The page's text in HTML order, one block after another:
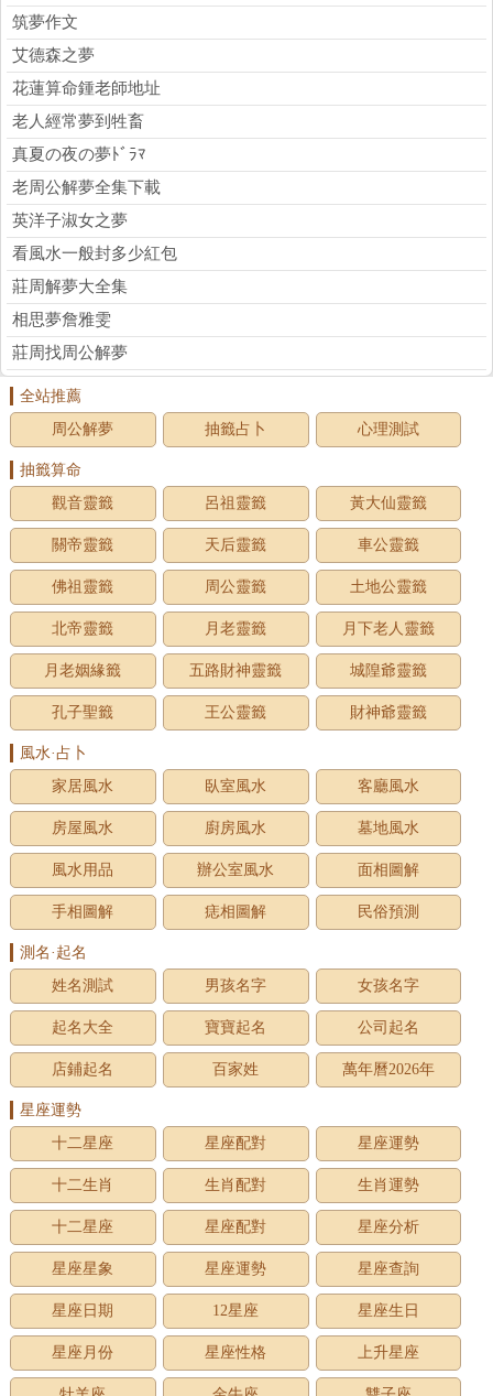
筑夢作文
艾德森之夢
花蓮算命鍾老師地址
老人經常夢到牲畜
真夏の夜の夢ﾄﾞﾗﾏ
老周公解夢全集下載
英洋子淑女之夢
看風水一般封多少紅包
莊周解夢大全集
相思夢詹雅雯
莊周找周公解夢
全站推薦
周公解夢
抽籤占卜 心理測試
抽籤算命
觀音靈籤
呂祖靈籤 黃大仙靈籤
關帝靈籤 天后靈籤 車公靈籤
佛祖靈籤 周公靈籤 土地公靈籤
北帝靈籤 月老靈籤 月下老人靈籤
月老姻緣籤 五路財神靈籤 城隍爺靈籤
孔子聖籤 王公靈籤 財神爺靈籤
風水·占卜
家居風水
臥室風水 客廳風水
房屋風水 廚房風水 墓地風水
風水用品 辦公室風水 面相圖解
手相圖解 痣相圖解 民俗預測
測名·起名
姓名測試
男孩名字 女孩名字
起名大全 寶寶起名 公司起名
店鋪起名 百家姓 萬年曆2026年
星座運勢
十二星座
星座配對 星座運勢
十二生肖 生肖配對 生肖運勢
十二星座 星座配對 星座分析
星座星象 星座運勢 星座查詢
星座日期 12星座 星座生日
星座月份 星座性格 上升星座